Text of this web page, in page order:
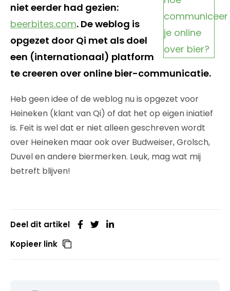
niet eerder had gezien:
beerbites.com. De weblog is
opgezet door Qi met als doel
een (internationaal) platform
te creeren over online bier-communicatie.
Heb geen idee of de weblog nu is opgezet voor
Heineken (klant van Qi) of dat het op eigen iniatief
is. Feit is wel dat er niet alleen geschreven wordt
over Heineken maar ook over Budweiser, Grolsch,
Duvel en andere biermerken. Leuk, mag wat mij
betreft blijven!
Deel dit artikel
Kopieer link